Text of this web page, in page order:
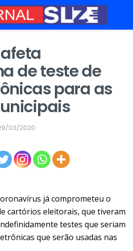
de teste de
para as
03/2020
já comprometeu o
cartórios eleitorais, que tiveram
testes que seriam
que serão usadas nas